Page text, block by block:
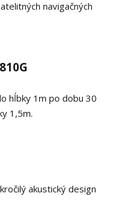
navigačných
hĺbky 1m po dobu 30
1,5m.
akustický design